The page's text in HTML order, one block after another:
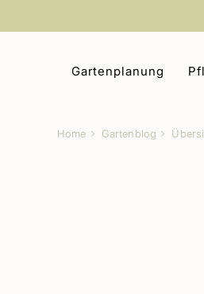
Gartenplanung
Home Gartenblog